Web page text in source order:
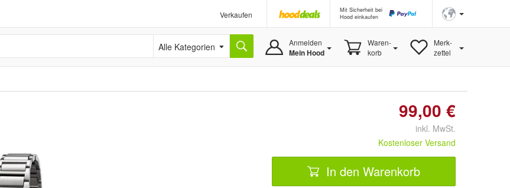
Verkaufen
Mit Sicherheit bei
Hood einkaufen
Alle Kategorien Anmelden
Mein Hood
Waren-
korb
Merk-
zettel
99,00 €
inkl. MwSt.
Kostenloser Versand
In den Warenkorb